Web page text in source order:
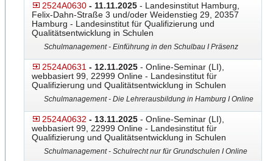
2524A0630 - 11.11.2025 - Landesinstitut Hamburg,
Felix-Dahn-Straße 3 und/oder Weidenstieg 29, 20357
Hamburg - Landesinstitut für Qualifizierung und
Qualitätsentwicklung in Schulen
Schulmanagement - Einführung in den Schulbau I Präsenz
2524A0631 - 12.11.2025 - Online-Seminar (LI),
webbasiert 99, 22999 Online - Landesinstitut für
Qualifizierung und Qualitätsentwicklung in Schulen
Schulmanagement - Die Lehrerausbildung in Hamburg I Online
2524A0632 - 13.11.2025 - Online-Seminar (LI),
webbasiert 99, 22999 Online - Landesinstitut für
Qualifizierung und Qualitätsentwicklung in Schulen
Schulmanagement - Schulrecht nur für Grundschulen I Online